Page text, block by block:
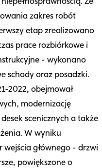
zakres robót
etap zrealizowano
prace rozbiórkowe i
- wykonano
schody oraz posadzki.
2022, obejmował
modernizację
scenicznych a także
W wyniku
wejścia głównego - drzwi
powiększone o